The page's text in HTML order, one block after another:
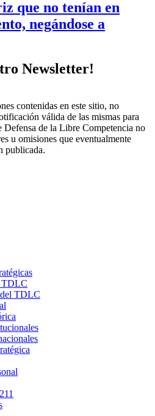
que no tenían en
negándose a
Newsletter!
contenidas en este sitio, no
válida de las mismas para
Defensa de la Libre Competencia no
u omisiones que eventualmente
publicada.
TDLC
TDLC